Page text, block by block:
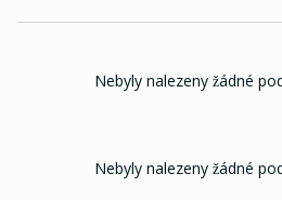
Nebyly nalezeny žádné
Nebyly nalezeny žádné